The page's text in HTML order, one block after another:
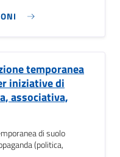
temporanea
iniziative di
associativa,
di suolo
(politica,